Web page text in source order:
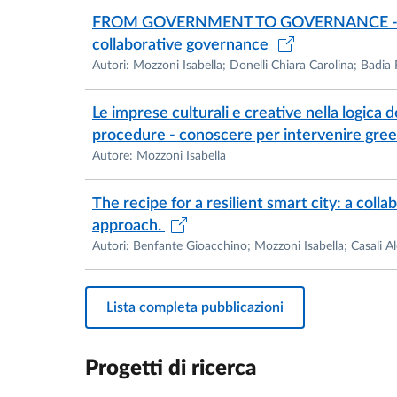
Titolarità dell’insegnamento “Economia e
Sociali e delle Imprese Culturali – Corso di
Titolarità dell’insegnamento “Economia e
Umanistiche, Sociali e delle Imprese
Titolarità dell’insegnamento “Geografia
Sociali e delle Imprese Culturali – Corso di
Titolarità dell’insegnamento “Economia e
Sociali e delle Imprese Culturali – Corso di
Umanistiche, Sociali e delle Imprese
Titolarità dell’insegnamento “Geografia
Sociali e delle Imprese Culturali – Corso di
Anno Accademico 2019-2020
FROM GOVERNMENT TO
collaborative governance
Autori: Mozzoni Isabella; Donelli Chiara Carolina; Badia
Le imprese culturali e creative nella logica
procedure - conoscere per intervenire
Autore: Mozzoni Isabella
The recipe for a resilient smart city: a
approach.
Autori: Benfante Gioacchino; Mozzoni Isabella; Casali
Lista completa pubblicazioni
Progetti di ricerca